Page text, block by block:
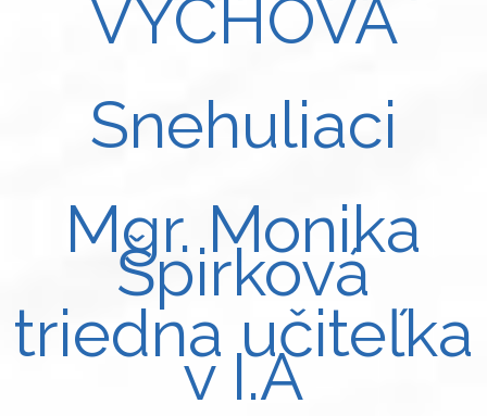
VÝCHOVA
Snehuliaci
Mgr. Monika
Špirková
triedna učiteľka
v I.A